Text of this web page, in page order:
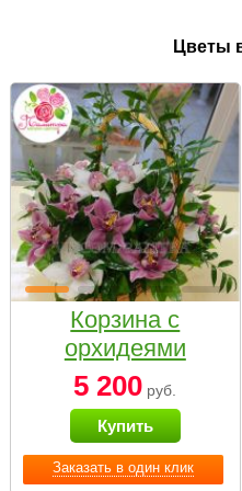
Цветы
Заказать в один клик
Корзина с
орхидеями
малая
5 200 руб.
Купить